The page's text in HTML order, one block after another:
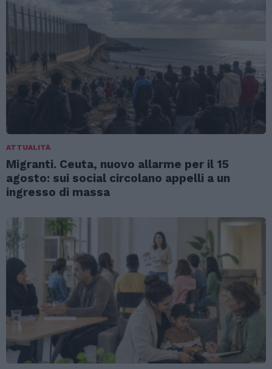
ATTUALITÀ
Migranti. Ceuta, nuovo allarme per il 15
agosto: sui social circolano appelli a un
ingresso di massa